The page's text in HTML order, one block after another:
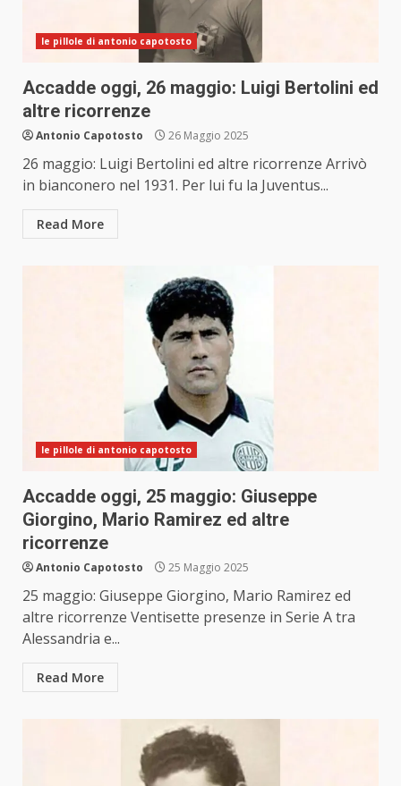
le pillole di antonio capotosto
Accadde oggi, 26 maggio: Luigi Bertolini ed
altre ricorrenze
Antonio Capotosto 26 Maggio 2025
26 maggio: Luigi Bertolini ed altre ricorrenze Arrivò
in bianconero nel 1931. Per lui fu la Juventus...
Read More
le pillole di antonio capotosto
Accadde oggi, 25 maggio: Giuseppe
Giorgino, Mario Ramirez ed altre
ricorrenze
Antonio Capotosto 25 Maggio 2025
25 maggio: Giuseppe Giorgino, Mario Ramirez ed
altre ricorrenze Ventisette presenze in Serie A tra
Alessandria e...
Read More